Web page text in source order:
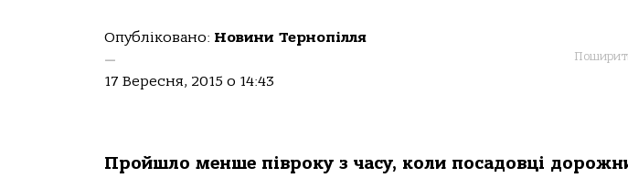
Опубліковано: Новини Тернопілля
—
17 Вересня, 2015 о 14:43
Пройшло менше півроку з часу, коли посадовці